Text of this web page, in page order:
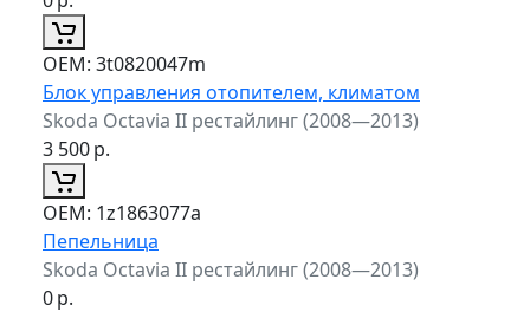
ОЕМ: 3t0820047m
Блок управления отопителем, климатом
Skoda Octavia II рестайлинг (2008—2013)
3 500р.
ОЕМ: 1z1863077a
Пепельница
Skoda Octavia II рестайлинг (2008—2013)
0р.